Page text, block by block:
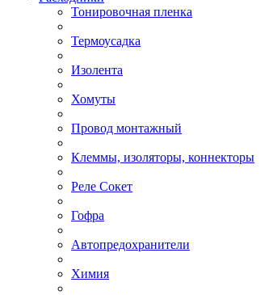
Тонировочная пленка
Термоусадка
Изолента
Хомуты
Провод монтажный
Клеммы, изоляторы, коннекторы
Реле Сокет
Гофра
Автопредохранители
Химия